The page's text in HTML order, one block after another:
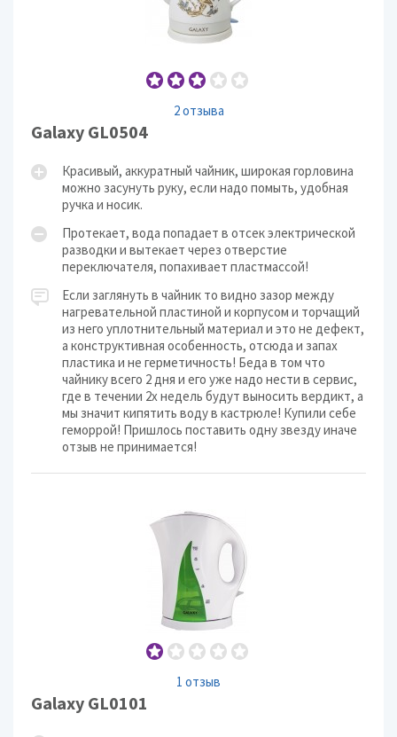
2 отзыва
Galaxy GL0504
Красивый, аккуратный чайник, широкая горловина
можно засунуть руку, если надо помыть, удобная
ручка и носик.
Протекает, вода попадает в отсек электрической
разводки и вытекает через отверстие
переключателя, попахивает пластмассой!
Если заглянуть в чайник то видно зазор между
нагревательной пластиной и корпусом и торчащий
из него уплотнительный материал и это не дефект,
а конструктивная особенность, отсюда и запах
пластика и не герметичность! Беда в том что
чайнику всего 2 дня и его уже надо нести в сервис,
где в течении 2х недель будут выносить вердикт, а
мы значит кипятить воду в кастрюле! Купили себе
геморрой! Пришлось поставить одну звезду иначе
отзыв не принимается!
1 отзыв
Galaxy GL0101